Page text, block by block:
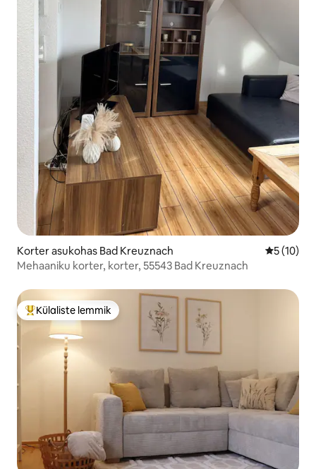
Korter asukohas Bad Kreuznach Keskmine
5 (10)
Mehaaniku korter, korter, 55543 Bad Kreuznach
Külaliste suur lemmik
Külaliste lemmik